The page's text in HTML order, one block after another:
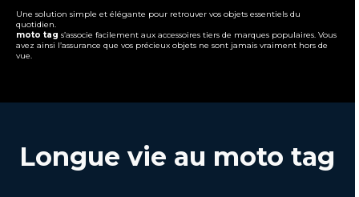
Une solution simple et élégante pour retrouver vos objets essentiels du
quotidien.
moto tag s’associe facilement aux accessoires tiers de marques populaires. Vous
avez ainsi l’assurance que vos précieux objets ne sont jamais vraiment hors de
vue.
Longue vie au moto tag